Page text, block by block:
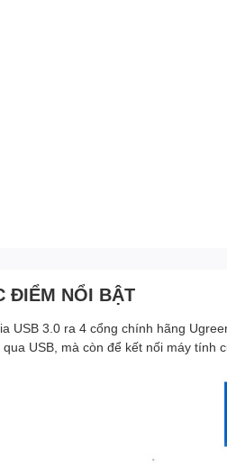
ĐIỂM NỔI BẬT
USB 3.0 ra 4 cổng chính hãng
qua USB, mà còn để kết nối máy tính